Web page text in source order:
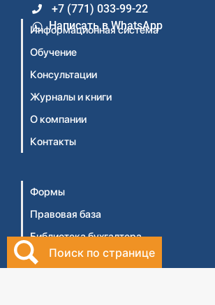
Поиск по странице
+7 (771) 033-99-22
Написать в WhatsApp
Информационная система
Обучение
Консультации
Журналы и книги
О компании
Контакты
Формы
Правовая база
Библиотека бухгалтера
Видеосеминары